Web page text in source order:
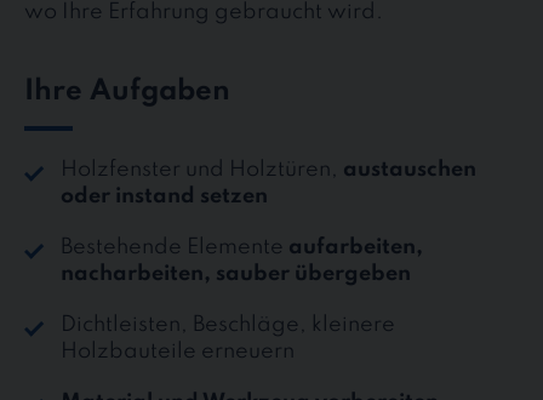
wo Ihre Erfahrung gebraucht wird.
Ihre Aufgaben
Holzfenster und Holztüren, austauschen
oder instand setzen
Bestehende Elemente aufarbeiten,
nacharbeiten, sauber übergeben
Dichtleisten, Beschläge, kleinere
Holzbauteile erneuern